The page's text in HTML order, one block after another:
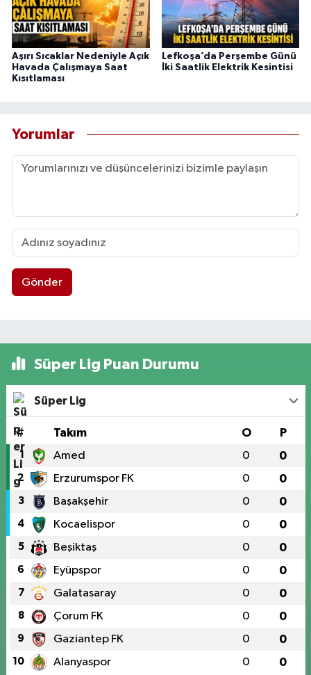
Aşırı Sıcaklar Nedeniyle Açık
Havada Çalışmaya Saat
Kısıtlaması
Lefkoşa’da Perşembe Günü
İki Saatlik Elektrik Kesintisi
Yorumlar
Gönder
Süper Lig Puan Durumu
Süper Lig
# Takım O P
1 Amed 0 0
2 Erzurumspor FK 0 0
3 Başakşehir 0 0
4 Kocaelispor 0 0
5 Beşiktaş 0 0
6 Eyüpspor 0 0
7 Galatasaray 0 0
8 Çorum FK 0 0
9 Gaziantep FK 0 0
10 Alanyaspor 0 0